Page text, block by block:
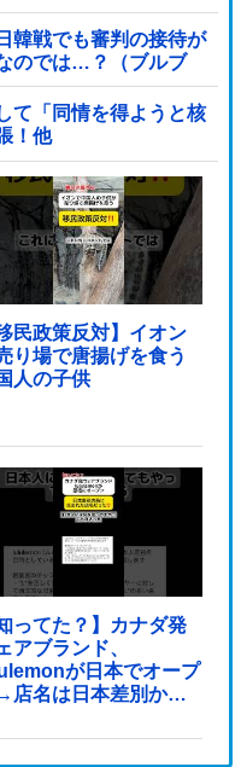
韓戦でも審判の接待が
のでは…？（ブルブ
て「同情を得ようと核
！他
民政策反対】イオン
り場で唐揚げを食う
人の子供
ってた？】カナダ発
アブランド、
が日本でオープ
店名は日本差別から